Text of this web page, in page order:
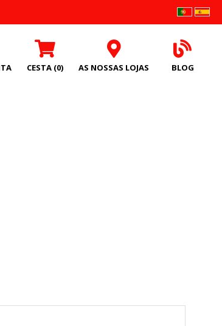
CESTA (0) AS NOSSAS LOJAS BLOG